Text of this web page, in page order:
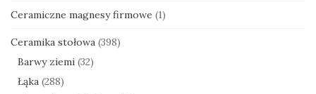
Ceramiczne magnesy firmowe (1)
Ceramika stołowa (398)
Barwy ziemi (32)
Łąka (288)